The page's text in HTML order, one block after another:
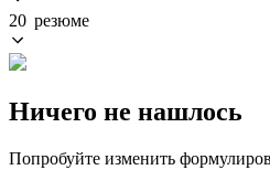
20 резюме
Ничего не нашлось
Попробуйте изменить